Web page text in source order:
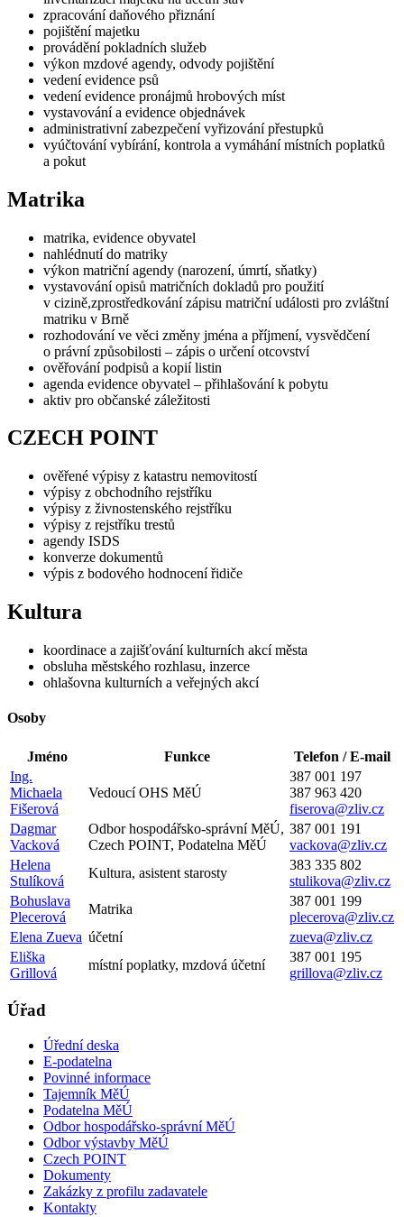
zpracování daňového přiznání
pojištění majetku
provádění pokladních služeb
výkon mzdové agendy, odvody pojištění
vedení evidence psů
vedení evidence pronájmů hrobových míst
vystavování a evidence objednávek
administrativní zabezpečení vyřizování přestupků
vyúčtování vybírání, kontrola a vymáhání místních poplatků
a pokut
Matrika
matrika, evidence obyvatel
nahlédnutí do matriky
výkon matriční agendy (narození, úmrtí, sňatky)
vystavování opisů matričních dokladů pro použití
v cizině,zprostředkování zápisu matriční události pro zvláštní
matriku v Brně
rozhodování ve věci změny jména a příjmení, vysvědčení
o právní způsobilosti – zápis o určení otcovství
ověřování podpisů a kopií listin
agenda evidence obyvatel – přihlašování k pobytu
aktiv pro občanské záležitosti
CZECH POINT
ověřené výpisy z katastru nemovitostí
výpisy z obchodního rejstříku
výpisy z živnostenského rejstříku
výpisy z rejstříku trestů
agendy ISDS
konverze dokumentů
výpis z bodového hodnocení řidiče
Kultura
koordinace a zajišťování kulturních akcí města
obsluha městského rozhlasu, inzerce
ohlašovna kulturních a veřejných akcí
Osoby
Jméno Funkce
Telefon / E-mail
Ing.
Michaela
Fišerová
Vedoucí OHS MěÚ
387 001 197
387 963 420
fiserova@zliv.cz
Dagmar
Vacková
Odbor hospodářsko-správní MěÚ,
Czech POINT, Podatelna MěÚ
387 001 191
vackova@zliv.cz
Helena
Stulíková
Kultura, asistent starosty
383 335 802
stulikova@zliv.cz
Bohuslava
Plecerová
Matrika
387 001 199
plecerova@zliv.cz
Elena Zueva účetní
zueva@zliv.cz
Eliška
Grillová
místní poplatky, mzdová účetní
387 001 195
grillova@zliv.cz
Úřad
Úřední deska
E-podatelna
Povinné informace
Tajemník MěÚ
Podatelna MěÚ
Odbor hospodářsko-správní MěÚ
Odbor výstavby MěÚ
Czech POINT
Dokumenty
Zakázky z profilu zadavatele
Kontakty